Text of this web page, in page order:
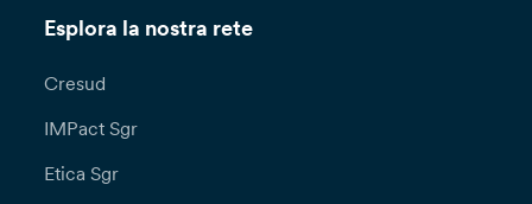
Esplora la nostra rete
Cresud
IMPact Sgr
Etica Sgr